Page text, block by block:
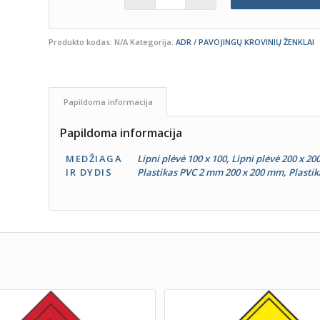
Produkto kodas:N/A Kategorija:ADR / PAVOJINGŲ KROVINIŲ ŽENKLAI
Papildoma informacija
Papildoma informacija
MEDŽIAGA
IR DYDIS
Lipni plėvė 100 x 100, Lipni plėvė 200 x
Plastikas PVC 2 mm 200 x 200 mm,